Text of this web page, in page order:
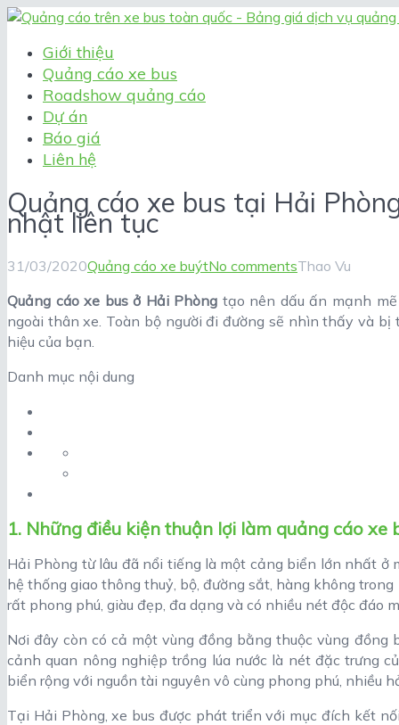
Giới thiệu
Quảng cáo xe bus
Roadshow quảng cáo
Dự án
Báo giá
Liên hệ
Quảng cáo xe bus tại Hải
nhật liên tục
31/03/2020Quảng cáo xe buýtNo commentsThao Vu
Quảng cáo xe bus ở Hải Phòng tạo nên dấu ấn mạnh
ngoài thân xe. Toàn bộ người đi đường sẽ nhìn thấy và
hiệu của bạn.
Danh mục nội dung
1. Những điều kiện thuận lợi làm quảng cáo xe
Hải Phòng từ lâu đã nổi tiếng là một cảng biển lớn nhất ở
hệ thống giao thông thuỷ, bộ, đường sắt, hàng không
rất phong phú, giàu đẹp, đa dạng và có nhiều nét độc đáo
Nơi đây còn có cả một vùng đồng bằng thuộc vùng
cảnh quan nông nghiệp trồng lúa nước là nét đặc trưng
biển rộng với nguồn tài nguyên vô cùng phong phú, nhiều
Tại Hải Phòng, xe bus được phát triển với mục đích kết